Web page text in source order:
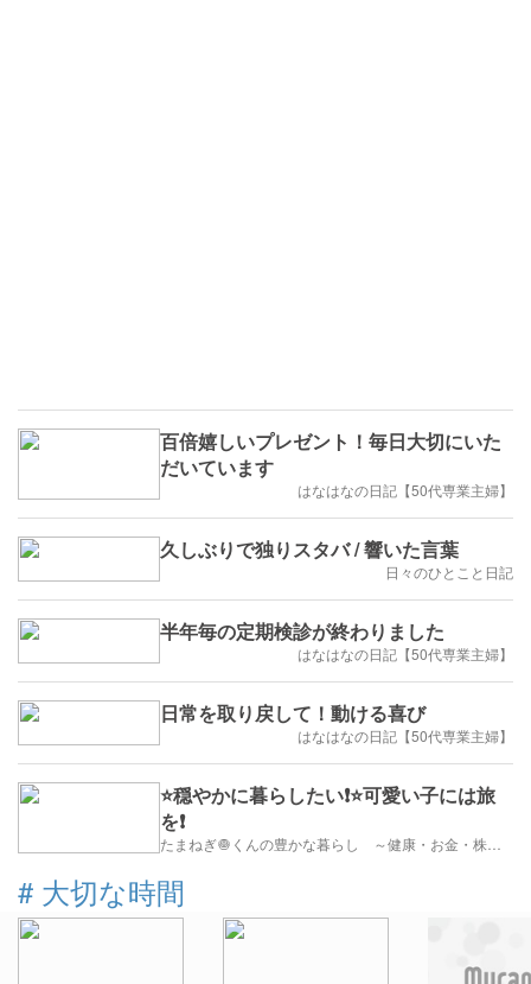
百倍嬉しいプレゼント！毎日大切にいた
だいています
はなはなの日記【50代専業主婦】
久しぶりで独りスタバ / 響いた言葉
日々のひとこと日記
半年毎の定期検診が終わりました
はなはなの日記【50代専業主婦】
日常を取り戻して！動ける喜び
はなはなの日記【50代専業主婦】
⭐️穏やかに暮らしたい❗️⭐️可愛い子には旅
を❗️
# 大切な時間